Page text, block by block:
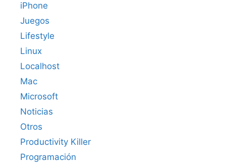
iPhone
Juegos
Lifestyle
Linux
Localhost
Mac
Microsoft
Noticias
Otros
Productivity Killer
Programación